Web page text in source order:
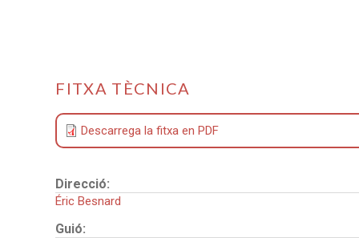
FITXA TÈCNICA
Descarrega la fitxa en PDF
Direcció:
Éric Besnard
Guió: